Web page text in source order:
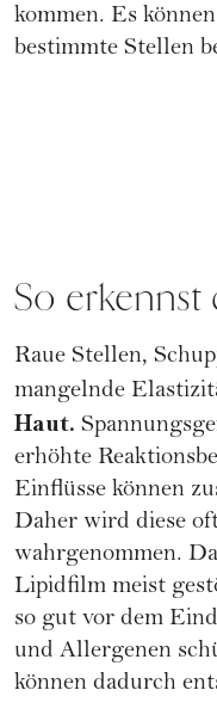
kommen. Es
bestimmte Stellen
So
Raue Stellen,
mangelnde
Haut.
erhöhte
Einflüsse können
Daher wird diese
wahrgenommen.
Lipidfilm meist
so gut vor dem
und Allergenen
können dadurch